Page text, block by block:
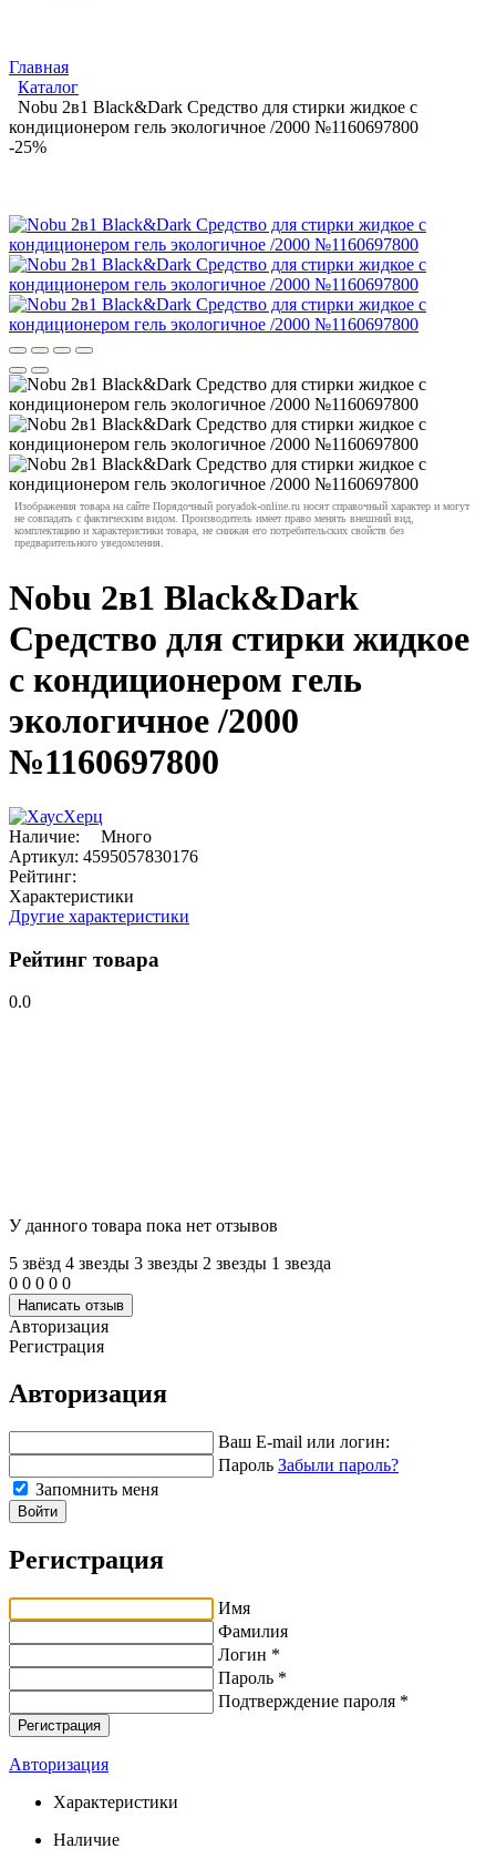
Главная
Каталог
Nobu 2в1 Black&Dark Средство для стирки жидкое с
кондиционером гель экологичное /2000 №1160697800
-25%
Изображения товара на сайте Порядочный poryadok-online.ru носят справочный характер и могут
не совпадать с фактическим видом. Производитель имеет право менять внешний вид,
комплектацию и характеристики товара, не снижая его потребительских свойств без
предварительного уведомления.
Nobu 2в1 Black&Dark
Средство для стирки жидкое
с кондиционером гель
экологичное /2000
№1160697800
Наличие:
Много
Артикул: 4595057830176
Рейтинг:
Характеристики
Другие характеристики
Рейтинг товара
0.0
У данного товара пока нет отзывов
5 звёзд 4 звeзды 3 звeзды 2 звeзды 1 звeзда
0 0 0 0 0
Написать отзыв
Авторизация
Регистрация
Авторизация
Ваш E-mail или логин:
Пароль Забыли пароль?
Запомнить меня
Войти
Регистрация
Имя
Фамилия
Логин *
Пароль *
Подтверждение пароля *
Авторизация
Характеристики
Наличие